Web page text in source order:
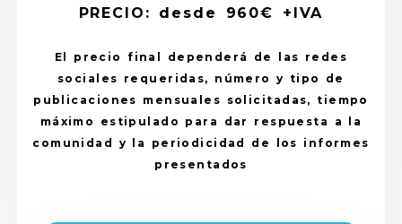
PRECIO: desde 960€ +IVA
El precio final dependerá de las redes
sociales requeridas, número y tipo de
publicaciones mensuales solicitadas, tiempo
máximo estipulado para dar respuesta a la
comunidad y la periodicidad de los informes
presentados